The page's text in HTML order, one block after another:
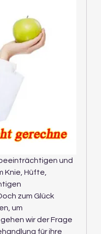
und
Knie, Hüfte,
zum Glück
um
wir der Frage
für ihre